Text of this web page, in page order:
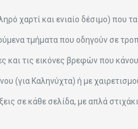
χαρτί και ενιαίο δέσιμο) που
τμήματα που οδηγούν σε
και τις εικόνες βρεφών που
(για Καληνύχτα) ή με
σε κάθε σελίδα, με απλά